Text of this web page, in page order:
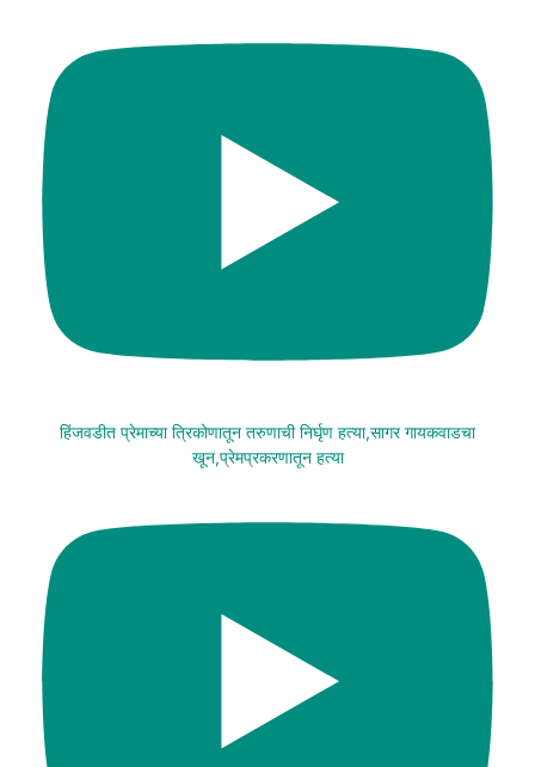
हिंजवडीत प्रेमाच्या त्रिकोणातून तरुणाची निर्घृण हत्या,सागर गायकवाडचा
खून,प्रेमप्रकरणातून हत्या